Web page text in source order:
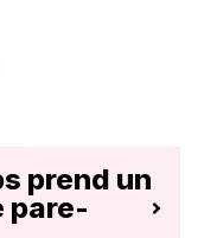
prend un
pare-